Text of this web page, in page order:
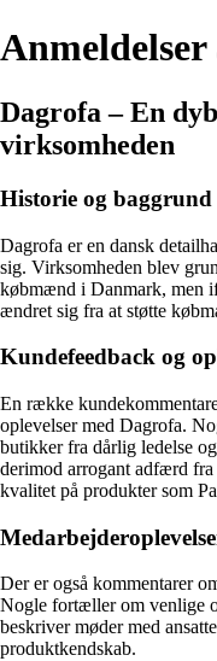
Dagrofa – En
virksomheden
Historie og baggrund
Dagrofa er en dansk
sig. Virksomheden blev
købmænd i Danmark, men
ændret sig fra at støtte
Kundefeedback og
En række
oplevelser med Dagrofa.
butikker fra dårlig ledelse
derimod arrogant adfærd
kvalitet på produkter som
Der er også kommentarer
Nogle fortæller om venlige
beskriver møder med
produktkendskab.